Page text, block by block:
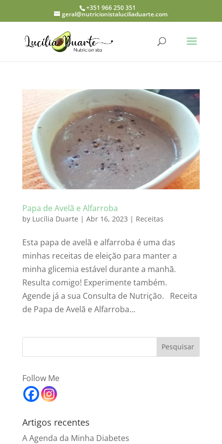
+351 966 250 351
geral@nutricionistaluciliaduarte.com
Papa de Avelã e Alfarroba
by Lucília Duarte | Abr 16, 2023 | Receitas
Esta papa de avelã e alfarroba é uma das
minhas receitas de eleição para manter a
minha glicemia estável durante a manhã.
Resulta comigo! Experimente também.
Agende já a sua Consulta de Nutrição. Receita
de Papa de Avelã e Alfarroba...
Follow Me
Artigos recentes
A Agenda da Minha Diabetes